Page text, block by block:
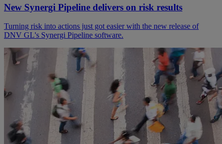
New Synergi Pipeline delivers on risk results
Turning risk into actions just got easier with the new release of
DNV GL's Synergi Pipeline software.